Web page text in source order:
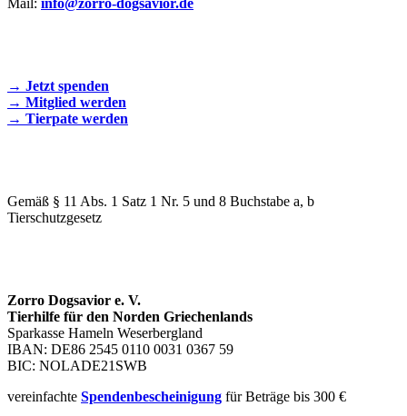
Mail: info@zorro-dogsavior.de
→ Jetzt spenden
→ Mitglied werden
→ Tierpate werden
Gemäß § 11 Abs. 1 Satz 1 Nr. 5 und 8 Buchstabe a, b
Tierschutzgesetz
Zorro Dogsavior e. V.
Tierhilfe für den Norden Griechenlands
Sparkasse Hameln Weserbergland
IBAN: DE86 2545 0110 0031 0367 59
BIC: NOLADE21SWB
vereinfachte Spendenbescheinigung für Beträge bis 300 €